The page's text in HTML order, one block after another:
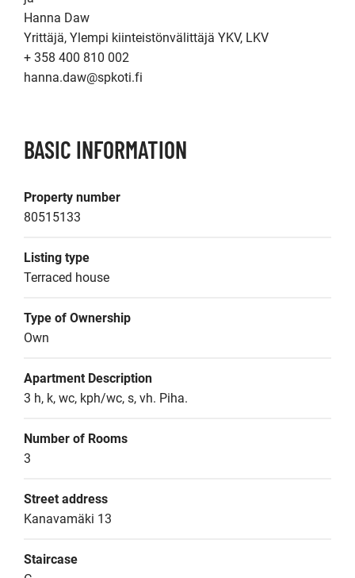
Hanna Daw
Yrittäjä, Ylempi kiinteistönvälittäjä YKV, LKV
+ 358 400 810 002
BASIC INFORMATION
Property number
80515133
Listing type
Terraced house
Type of Ownership
Own
Apartment Description
3 h, k, wc, kph/wc, s, vh. Piha.
Number of Rooms
3
Street address
Kanavamäki 13
Staircase